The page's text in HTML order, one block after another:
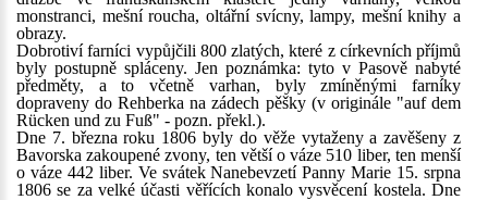
monstranci, mešní roucha, oltářní svícny, lampy, mešní knihy a
obrazy.
Dobrotiví farníci vypůjčili 800 zlatých, které z církevních příjmů
byly postupně spláceny. Jen poznámka: tyto v Pasově nabyté
předměty, a to včetně varhan, byly zmíněnými farníky
dopraveny do Rehberka na zádech pěšky (v originále "auf dem
Rücken und zu Fuß" - pozn. překl.).
Dne 7. března roku 1806 byly do věže vytaženy a zavěšeny z
Bavorska zakoupené zvony, ten větší o váze 510 liber, ten menší
o váze 442 liber. Ve svátek Nanebevzetí Panny Marie 15. srpna
1806 se za velké účasti věřících konalo vysvěcení kostela. Dne